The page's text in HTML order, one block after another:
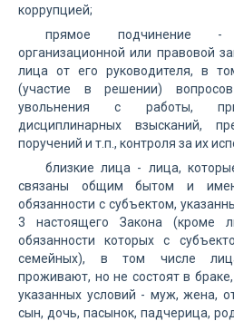
коррупцией;
прямое подчинение -
организационной или правовой
лица от его руководителя, в
(участие в решении)
увольнения с работы,
дисциплинарных взысканий,
поручений и т.п., контроля за их
близкие лица - лица,
связаны общим бытом и
обязанности с субъектом,
3 настоящего Закона (кроме
обязанности которых с
семейных), в том числе
проживают, но не состоят в
указанных условий - муж, жена,
сын, дочь, пасынок, падчерица,